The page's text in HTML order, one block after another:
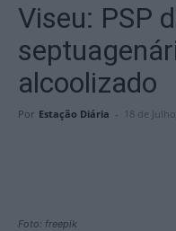
Viseu: PSP
alcoolizado
Por Estação Diária - 18 de
Foto: freepik